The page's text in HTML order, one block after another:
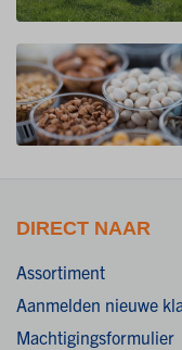
DIRECT NAAR
Assortiment
Aanmelden nieuwe
Machtigingsformulier